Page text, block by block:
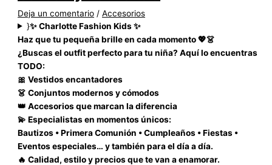
Deja un comentario /Accesorios
}✨ Charlotte Fashion Kids ✨
Haz que tu pequeña brille en cada momento 💖👗
¿Buscas el outfit perfecto para tu niña? Aquí lo encuentras
TODO:
🎀 Vestidos encantadores
👗 Conjuntos modernos y cómodos
👑 Accesorios que marcan la diferencia
💫 Especialistas en momentos únicos:
Bautizos • Primera Comunión • Cumpleaños • Fiestas •
Eventos especiales… y también para el día a día.
🔥 Calidad, estilo y precios que te van a enamorar.